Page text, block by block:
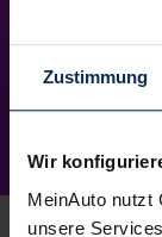
Zustimmung
Wir
MeinAuto nutzt
unsere